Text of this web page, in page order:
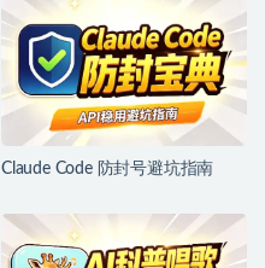
Claude Code 防封号避坑指南